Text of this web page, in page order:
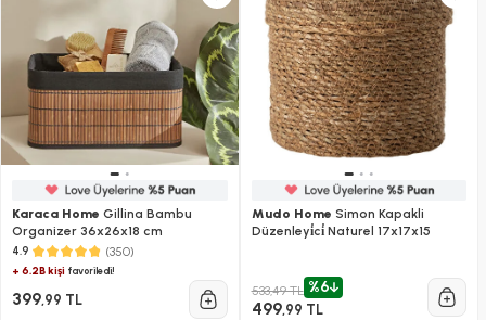
Karaca Home Gillina Bambu
Organizer 36x26x18 cm
4.9 (350)
+ 6.2B kişi favoriledi!
399,99 TL
Mudo Home Simon Kapakli
Düzenleyi̇ci̇ Naturel 17x17x15
533,49 TL %6
499,99 TL